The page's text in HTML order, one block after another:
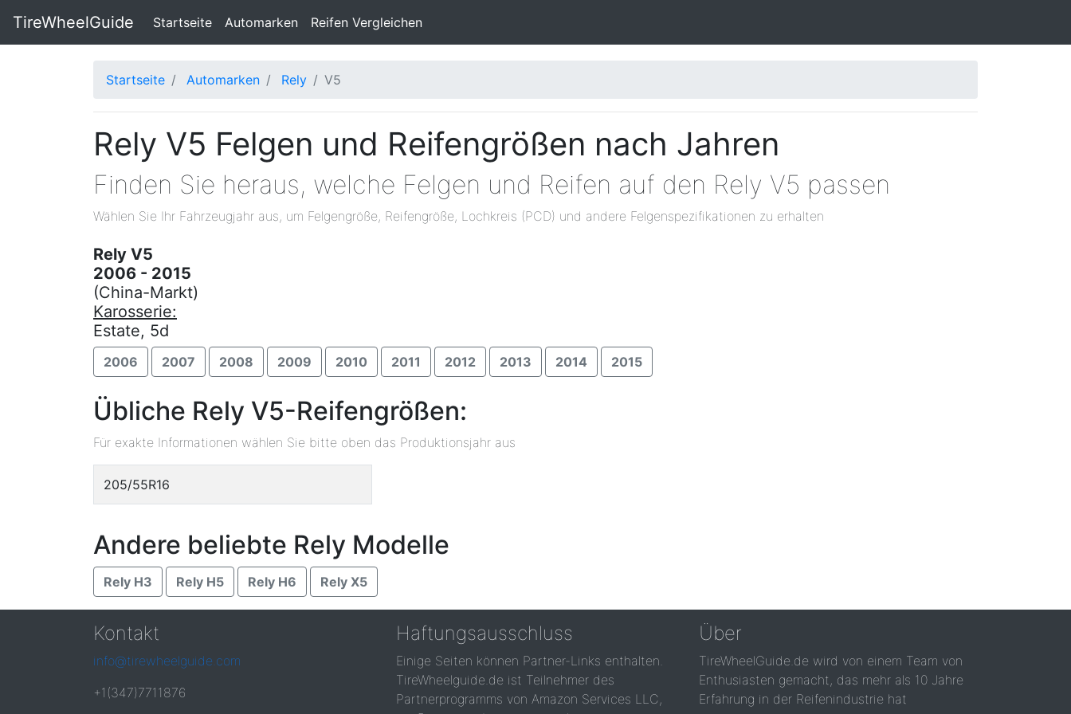
TireWheelGuide Startseite(current)
Automarken Reifen Vergleichen
Startseite Automarken Rely V5
Rely V5 Felgen und Reifengrößen nach Jahren
Finden Sie heraus, welche Felgen und Reifen auf den Rely V5 passen
Wählen Sie Ihr Fahrzeugjahr aus, um Felgengröße, Reifengröße, Lochkreis (PCD) und andere Felgenspezifikationen zu erhalten
Rely V5
2006 - 2015
(China-Markt)
Karosserie:
Estate, 5d
2006 2007 2008 2009 2010 2011 2012 2013 2014 2015
Übliche Rely V5-Reifengrößen:
Für exakte Informationen wählen Sie bitte oben das Produktionsjahr aus
205/55R16
Andere beliebte Rely Modelle
Rely H3 Rely H5 Rely H6 Rely X5
Kontakt
info@tirewheelguide.com
+1(347)7711876
Haftungsausschluss
Einige Seiten können Partner-Links enthalten.
TireWheelguide.de ist Teilnehmer des
Partnerprogramms von Amazon Services LLC,
Über
TireWheelGuide.de wird von einem Team von
Enthusiasten gemacht, das mehr als 10 Jahre
Erfahrung in der Reifenindustrie hat